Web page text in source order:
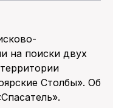
на поиски двух
Столбы». Об